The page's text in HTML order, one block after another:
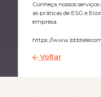
Conheça nossos serviços
as práticas de ESG e
empresa.
https://
Voltar